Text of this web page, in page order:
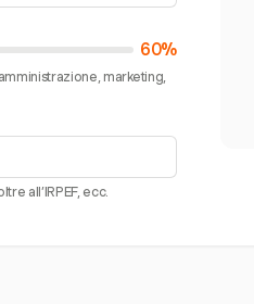
60%
marketing,
all’IRPEF, ecc.